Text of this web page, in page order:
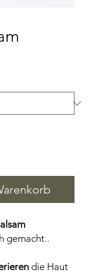
gemacht..
die Haut